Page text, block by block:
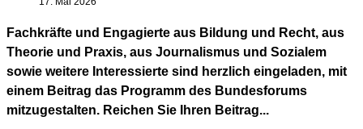
Fachkräfte und Engagierte aus Bildung und Recht, aus
Theorie und Praxis, aus Journalismus und Sozialem
sowie weitere Interessierte sind herzlich eingeladen, mit
einem Beitrag das Programm des Bundesforums
mitzugestalten. Reichen Sie Ihren Beitrag...